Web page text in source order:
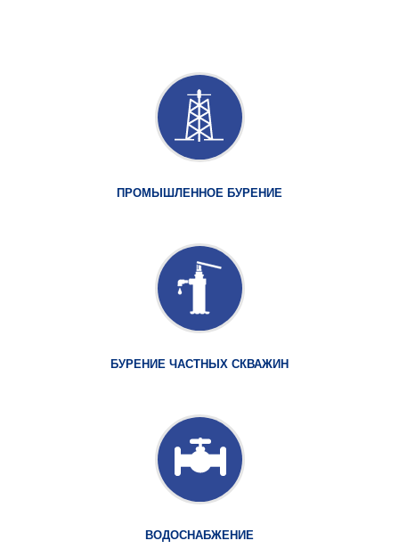
ПРОМЫШЛЕННОЕ БУРЕНИЕ
БУРЕНИЕ ЧАСТНЫХ СКВАЖИН
ВОДОСНАБЖЕНИЕ